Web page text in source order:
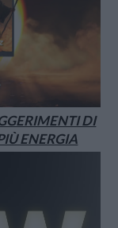
DI
ENERGIA